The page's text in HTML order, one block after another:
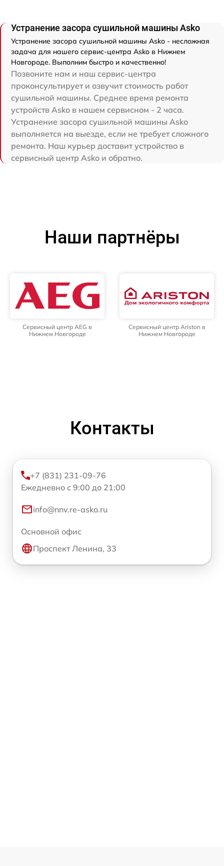
Устранение засора сушильной машины Asko
Устранение засора сушильной машины Asko - несложная
задача для нашего сервис-центра Asko в Нижнем
Новгороде. Выполним быстро и качественно!
Позвоните нам и наш сервис-центра
проконсультирует и озвучит стоимость работ
сушильной машины. Среднее время ремонта
устройств Asko в нашем сервисном - 2 часа.
Устранение засора сушильной машины Asko
выполняется на выезде, если не требует сложного
ремонта. Наш курьер доставит устройство в
сервисный центр Asko и обратно.
Наши партнёры
Сервисный центр AEG в
Нижнем Новгороде
Сервисный центр Ariston в
Нижнем Новгороде
Контакты
+7 (831) 231-09-76
Ежедневно с 9:00 до 21:00
info@nnv.re-asko.ru
Основной офис
Проспект Ленина, 33